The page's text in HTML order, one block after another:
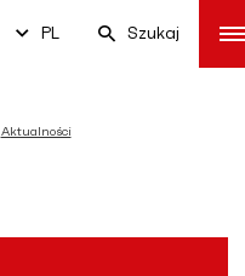
PL Szukaj
Aktualności